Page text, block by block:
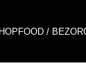
FOOD /